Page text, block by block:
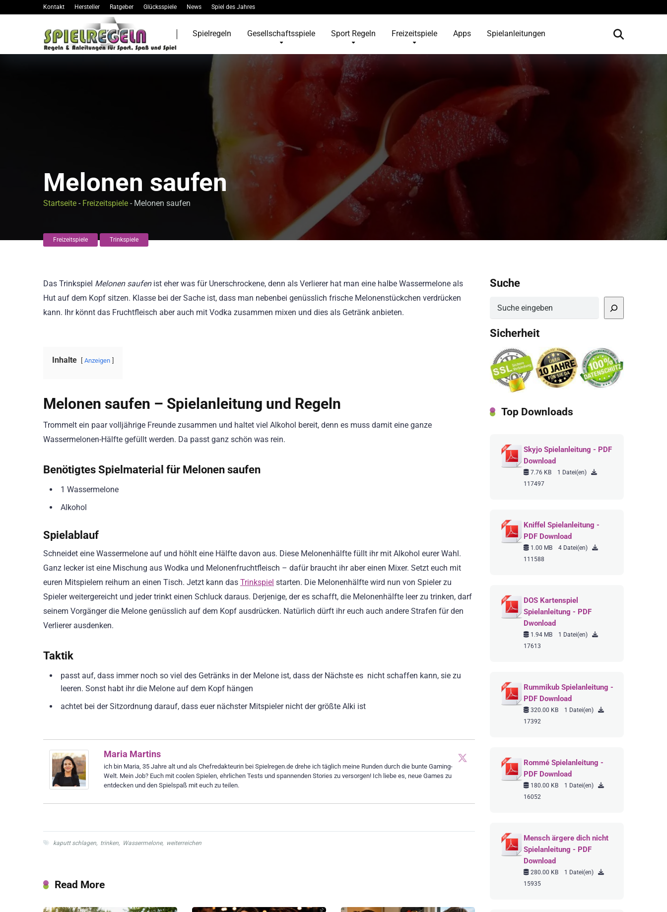
Kontakt Hersteller Ratgeber Glücksspiele News Spiel des Jahres
Spielregeln Gesellschaftsspiele Sport Regeln Freizeitspiele Apps Spielanleitungen
Melonen saufen
Startseite - Freizeitspiele - Melonen saufen
Freizeitspiele Trinkspiele
Das Trinkspiel Melonen saufenist eher was für Unerschrockene, denn als Verlierer hat man eine halbe Wassermelone als
Hut auf dem Kopf sitzen. Klasse bei der Sache ist, dass man nebenbei genüsslich frische Melonenstückchen verdrücken
kann. Ihr könnt das Fruchtfleisch aber auch mit Vodka zusammen mixen und dies als Getränk anbieten.
Inhalte Anzeigen
Melonen saufen – Spielanleitung und Regeln
Trommelt ein paar volljährige Freunde zusammen und haltet viel Alkohol bereit, denn es muss damit eine ganze
Wassermelonen-Hälfte gefüllt werden. Da passt ganz schön was rein.
Benötigtes Spielmaterial für Melonen saufen
1 Wassermelone
Alkohol
Spielablauf
Schneidet eine Wassermelone auf und höhlt eine Hälfte davon aus. Diese Melonenhälfte füllt ihr mit Alkohol eurer Wahl.
Ganz lecker ist eine Mischung aus Wodka und Melonenfruchtfleisch – dafür braucht ihr aber einen Mixer. Setzt euch mit
euren Mitspielern reihum an einen Tisch. Jetzt kann das Trinkspiel starten. Die Melonenhälfte wird nun von Spieler zu
Spieler weitergereicht und jeder trinkt einen Schluck daraus. Derjenige, der es schafft, die Melonenhälfte leer zu trinken, darf
seinem Vorgänger die Melone genüsslich auf dem Kopf ausdrücken. Natürlich dürft ihr euch auch andere Strafen für den
Verlierer ausdenken.
Taktik
passt auf, dass immer noch so viel des Getränks in der Melone ist, dass der Nächste es nicht schaffen kann, sie zu
leeren. Sonst habt ihr die Melone auf dem Kopf hängen
achtet bei der Sitzordnung darauf, dass euer nächster Mitspieler nicht der größte Alki ist
Maria Martins
ich bin Maria, 35 Jahre alt und als Chefredakteurin bei Spielregen.de drehe ich täglich meine Runden durch die bunte Gaming-
Welt. Mein Job? Euch mit coolen Spielen, ehrlichen Tests und spannenden Stories zu versorgen! Ich liebe es, neue Games zu
entdecken und den Spielspaß mit euch zu teilen.
kaputt schlagen, trinken, Wassermelone, weiterreichen
Read More
Suche
Sicherheit
Top Downloads
Skyjo Spielanleitung - PDF
Download
7.76 KB
1 Datei(en)
117497
Kniffel Spielanleitung -
PDF Download
1.00 MB
4 Datei(en)
111588
DOS Kartenspiel
Spielanleitung - PDF
Dwonload
1.94 MB
1 Datei(en)
17613
Rummikub Spielanleitung -
PDF Download
320.00 KB
1 Datei(en)
17392
Rommé Spielanleitung -
PDF Download
180.00 KB
1 Datei(en)
16052
Mensch ärgere dich nicht
Spielanleitung - PDF
Download
280.00 KB
1 Datei(en)
15935